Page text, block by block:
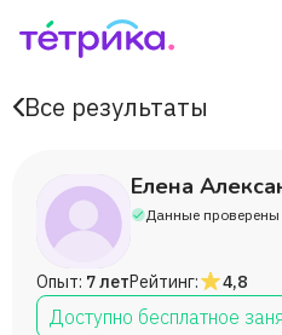
Все результаты
Елена
Данные проверены
Опыт: 7 летРейтинг: 4,8
Доступно бесплатное